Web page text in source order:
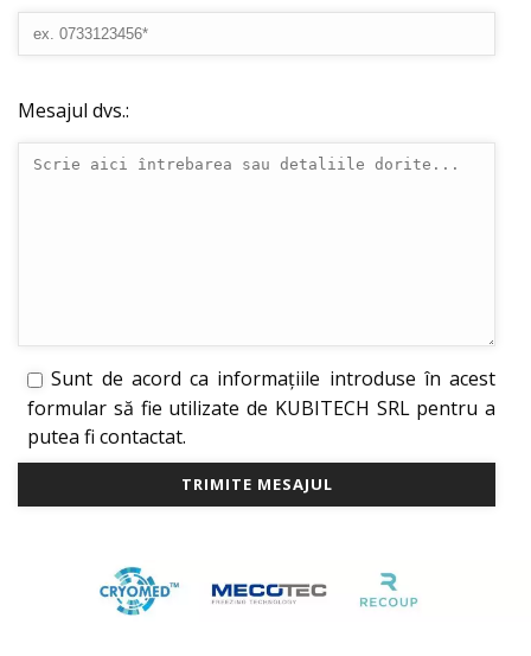
Mesajul dvs.:
Sunt de acord ca informațiile introduse în acest
formular să fie utilizate de KUBITECH SRL pentru a
putea fi contactat.